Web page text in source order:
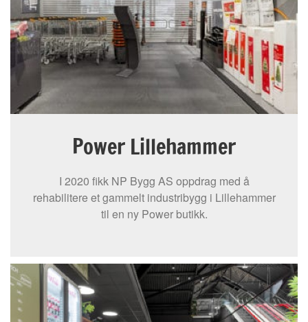
Power Lillehammer
I 2020 fikk NP Bygg AS oppdrag med å
rehabilitere et gammelt industribygg i Lillehammer
til en ny Power butikk.